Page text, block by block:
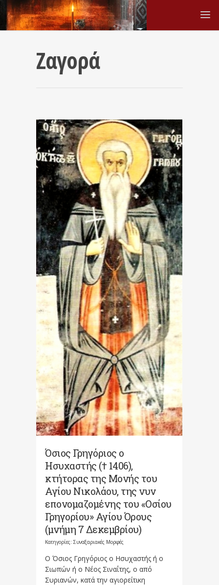
Ζαγορά
Όσιος Γρηγόριος ο
Ησυχαστής († 1406),
κτήτορας της Μονής του
Αγίου Νικολάου, της νυν
επονομαζομένης του «Οσίου
Γρηγορίου» Αγίου Όρους
(μνήμη 7 Δεκεμβρίου)
Κατηγορίες: Συναξαριακές Μορφές
Ο Όσιος Γρηγόριος ο Ησυχαστής ή ο
Σιωπών ή ο Νέος Σιναΐτης, ο από
Συριανών, κατά την αγιορείτικη